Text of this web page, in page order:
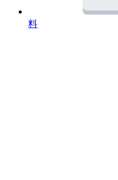
料